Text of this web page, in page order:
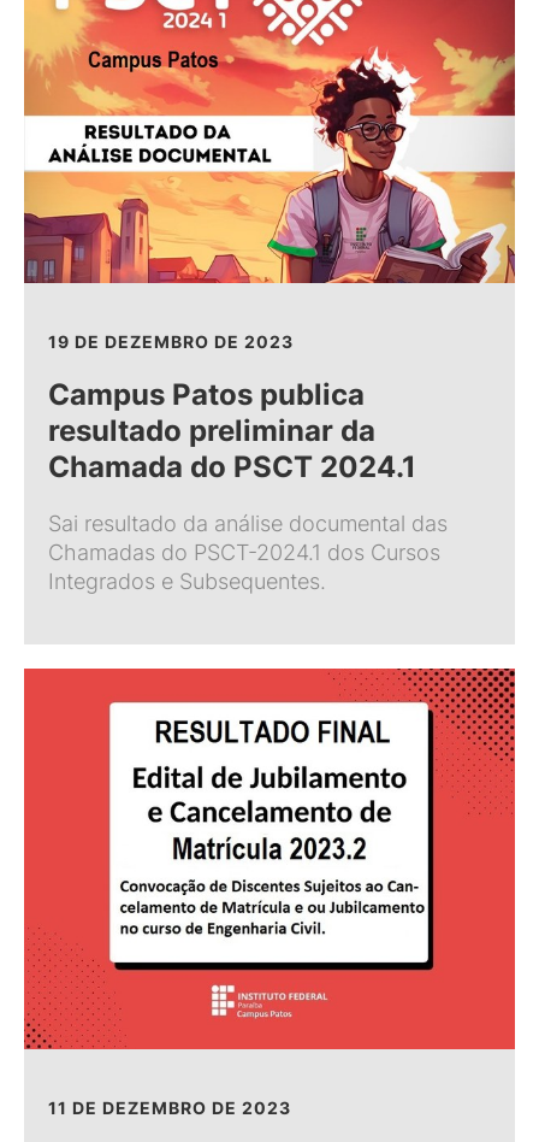
19 DE DEZEMBRO DE 2023
Campus Patos publica
resultado preliminar da
Chamada do PSCT 2024.1
Sai resultado da análise documental das
Chamadas do PSCT-2024.1 dos Cursos
Integrados e Subsequentes.
11 DE DEZEMBRO DE 2023